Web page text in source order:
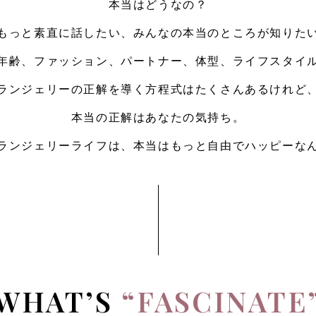
本当はどうなの？
っと素直に話したい、みんなの本当のところが知りた
齢、ファッション、パートナー、体型、 ライフスタイ
ンジェリーの正解を導く方程式は たくさんあるけれど、
本当の正解はあなたの気持ち。
ンジェリーライフは、 本当はもっと自由でハッピーな